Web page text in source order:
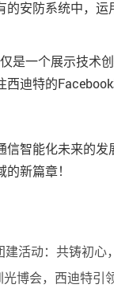
的安防系统中，
是一个展示技术
迪特的
信智能化未来的
新篇章！
建活动：共铸初心
光博会，西迪特引